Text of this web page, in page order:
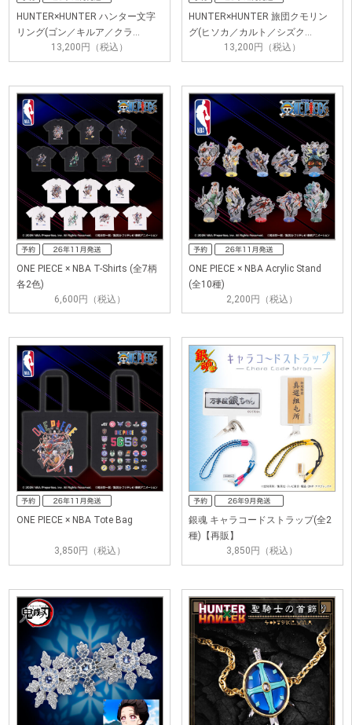
HUNTER×HUNTER ハンター文字
リング(ゴン／キルア／クラ…
13,200円（税込）
HUNTER×HUNTER 旅団クモリン
グ(ヒソカ／カルト／シズク…
13,200円（税込）
ONE PIECE × NBA T-Shirts (全7柄
各2色)
6,600円（税込）
ONE PIECE × NBA Acrylic Stand
(全10種)
2,200円（税込）
ONE PIECE × NBA Tote Bag
3,850円（税込）
銀魂 キャラコードストラップ(全2
種)【再販】
3,850円（税込）